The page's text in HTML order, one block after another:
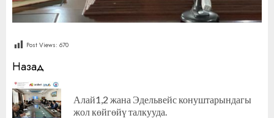
Post Views: 670
Продолжить
чтение
Назад
Алай1,2 жана Эдельвейс конуштарындагы
жол көйгөйү талкууда.